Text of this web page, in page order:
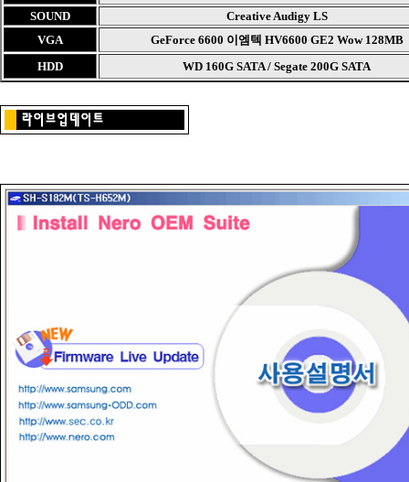
SOUND
Creative Audigy LS
VGA
GeForce 6600 이엠텍 HV6600 GE2 Wow 128MB
HDD
WD 160G SATA / Segate 200G SATA